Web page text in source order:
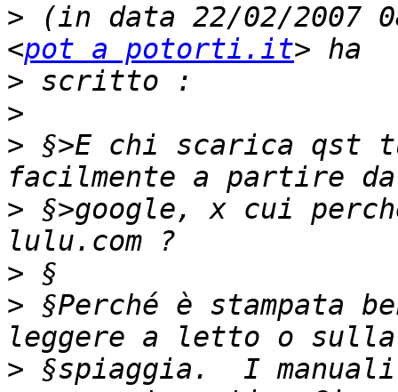
> (in data 22/02/2007
<pot a potorti.it
>
>
> §>E chi scarica qst
> §>google, x cui
>
> §Perché è stampata
> §spiaggia.  I